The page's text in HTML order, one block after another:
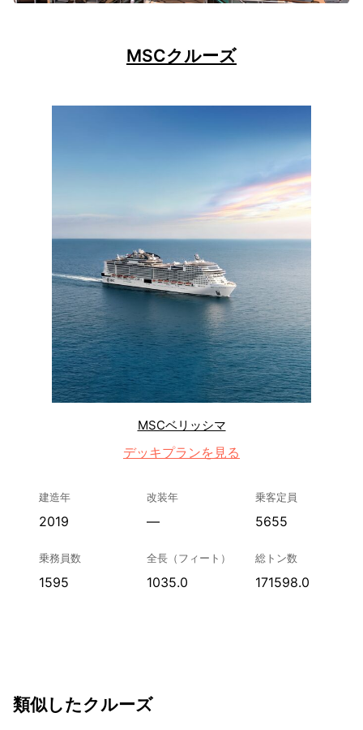
MSCクルーズ
MSCベリッシマ
デッキプランを見る
建造年
2019
改装年
—
乗客定員
5655
乗務員数
1595
全長（フィート）
1035.0
総トン数
171598.0
類似したクルーズ